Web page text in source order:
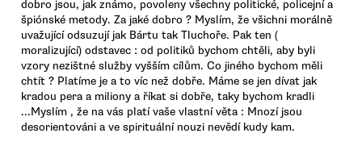
dobro jsou, jak známo, povoleny všechny politické, policejní a
špiónské metody. Za jaké dobro ? Myslím, že všichni morálně
uvažující odsuzují jak Bártu tak Tluchoře. Pak ten (
moralizující) odstavec : od politiků bychom chtěli, aby byli
vzory nezištné služby vyšším cílům. Co jiného bychom měli
chtít ? Platíme je a to víc než dobře. Máme se jen dívat jak
kradou pera a miliony a říkat si dobře, taky bychom kradli
...Myslím , že na vás platí vaše vlastní věta : Mnozí jsou
desorientováni a ve spirituální nouzi nevědí kudy kam.